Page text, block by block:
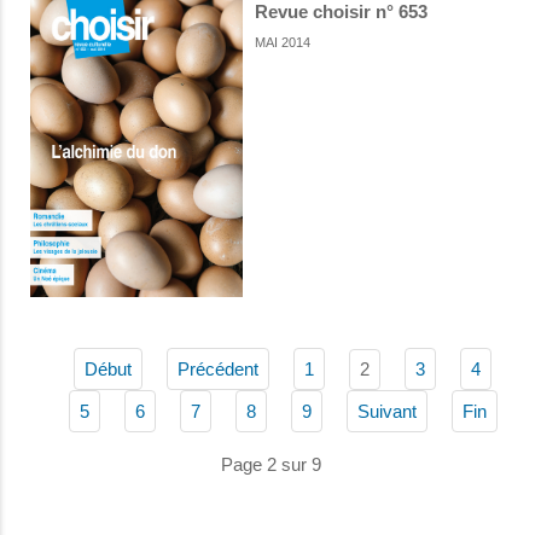
Revue choisir n° 653
MAI 2014
Début Précédent 1 2 3 4
5 6 7 8 9 Suivant Fin
Page 2 sur 9